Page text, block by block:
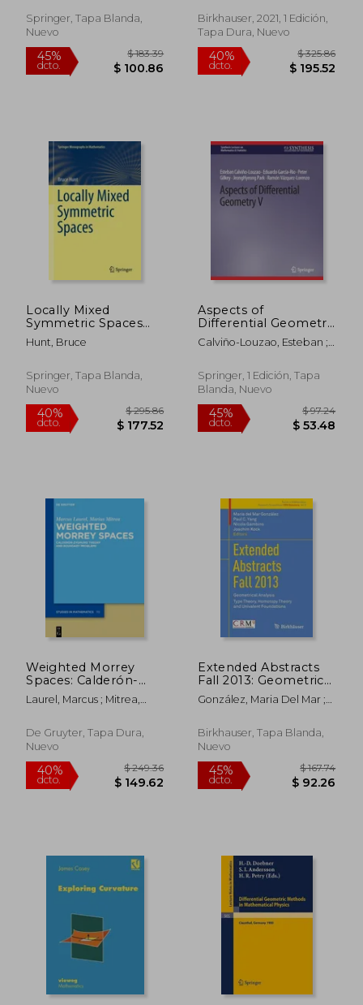
45%
dcto.
45%
dcto.
Springer, Tapa Blanda,
Nuevo
dcto. $ 100.86
2016, Paris: 338
(Progress in
Inglés)
Vincent
Birkhauser, 2021, 1 Edición,
Tapa Dura, Nuevo
40%
dcto.
Locally Mixed
Symmetric Spaces
(en Inglés)
Hunt, Bruce
Springer, Tapa Blanda,
Nuevo
40%
Aspects of
Differential Geometry
V (en Inglés)
Calviño-Louzao, Esteban ;
Gilkey, Peter
Springer, 1 Edición, Tapa
Blanda, Nuevo
45%
Weighted Morrey
Spaces: Calderón-
Zygmund Theory and
Boundary Problems
Laurel, Marcus ; Mitrea,
De Gruyter, Tapa Dura,
Nuevo
Extended Abstracts
Fall 2013: Geometrical
Analysis; Type Theory,
Homotopy Theory
Foundations (en
Inglés)
González, Maria Del Mar ;
Nicola
Birkhauser, Tapa Blanda,
Nuevo